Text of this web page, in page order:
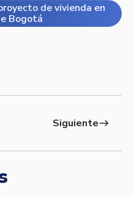
de vivienda en
Bogotá
Siguienteeast